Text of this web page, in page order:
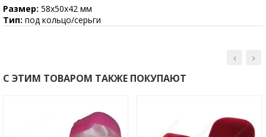
Размер: 58х50х42 мм
Тип: под кольцо/серьги
С ЭТИМ ТОВАРОМ ТАКЖЕ ПОКУПАЮТ